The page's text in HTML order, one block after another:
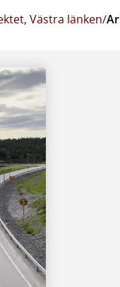
Västra länken/